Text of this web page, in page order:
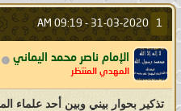
1
31-03-2020 -
09:19 AM
الإمام ناصر محمد اليماني
المهدي المنتظر
تذكير بحوار بيني وبين أحد